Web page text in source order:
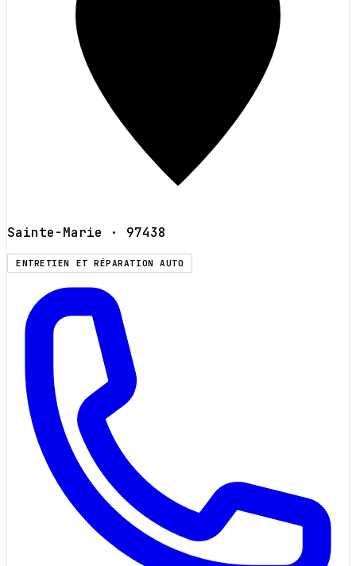
Sainte-Marie · 97438
ENTRETIEN ET RÉPARATION AUTO